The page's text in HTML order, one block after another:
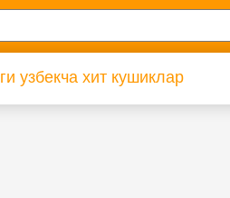
узбекча хит кушиклар